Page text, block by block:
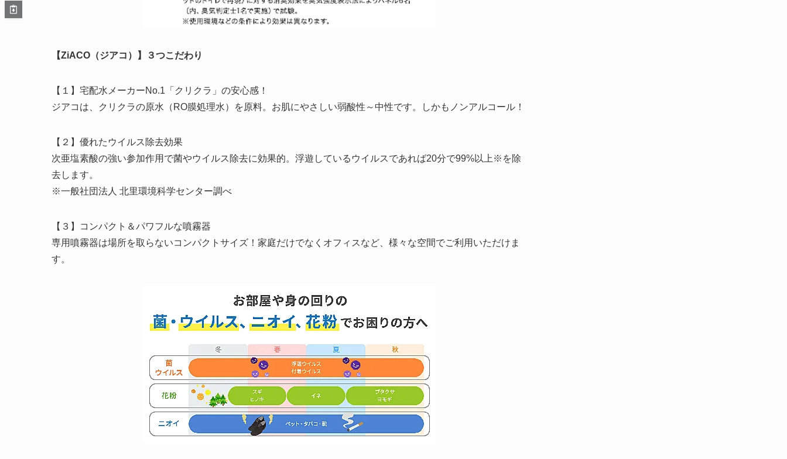
【ZiACO（ジアコ）】３つこだわり
【１】宅配水メーカーNo.1「クリクラ」の安心感！
ジアコは、クリクラの原水（RO膜処理水）を原料。お肌にやさしい弱酸性～中性です。しかもノンアルコール！
【２】優れたウイルス除去効果
次亜塩素酸の強い参加作用で菌やウイルス除去に効果的。浮遊しているウイルスであれば20分で99%以上※を除
去します。
※一般社団法人 北里環境科学センター調べ
【３】コンパクト＆パワフルな噴霧器
専用噴霧器は場所を取らないコンパクトサイズ！家庭だけでなくオフィスなど、様々な空間でご利用いただけま
す。